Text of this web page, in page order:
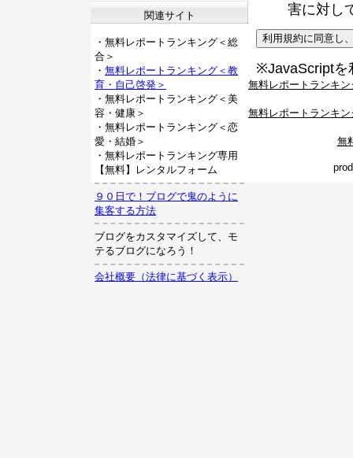
害に対し
※JavaScriptを
関連サイト
・無料レポートランキング＜総
合＞
・ 無料レポートランキング＜教
育・自己啓発＞
・無料レポートランキング＜美
容・健康＞
・無料レポートランキング＜恋
愛・結婚＞
・無料レポートランキング専用
【無料】レンタルフォーム
９０日で！ブログで鬼のように
集客する方法
ブログをカスタマイズして、モ
テるブログになろう！
会社概要（法律に基づく表示）
無料レポートランキ
無料レポートランキ
無